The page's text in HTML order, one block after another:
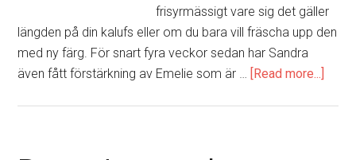
frisyrmässigt vare sig det gäller
längden på din kalufs eller om du bara vill fräscha upp den
med ny färg. För snart fyra veckor sedan har Sandra
även fått förstärkning av Emelie som är …
[Read more...]